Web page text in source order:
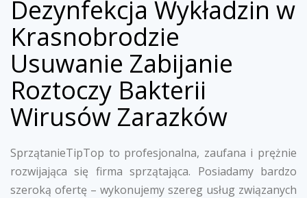
Dezynfekcja Wykładzin w
Krasnobrodzie
Usuwanie Zabijanie
Roztoczy Bakterii
Wirusów Zarazków
SprzątanieTipTop to profesjonalna, zaufana i prężnie
rozwijająca się firma sprzątająca. Posiadamy bardzo
szeroką ofertę – wykonujemy szereg usług związanych